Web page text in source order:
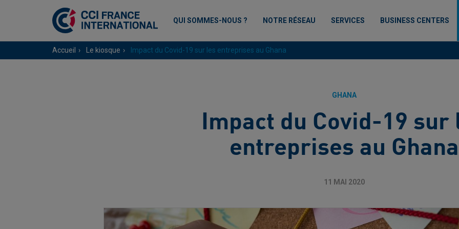
QUI SOMMES-NOUS ? NOTRE RÉSEAU SERVICES BUSINESS CENTERS
Accueil Le kiosque Impact du Covid-19 sur les entreprises au Ghana
GHANA
Impact du Covid-19 sur
entreprises au Ghana
11 MAI 2020